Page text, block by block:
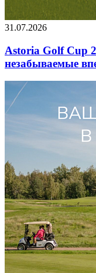
31.07.2026
Astoria Golf Cup
незабываемые